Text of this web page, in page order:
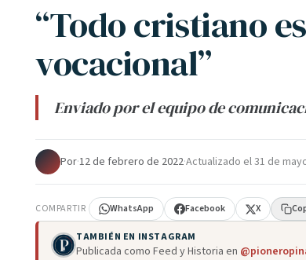
“Todo cristiano
vocacional”
Enviado por el equipo de
Por·12 de febrero de 2022·Actualizado el31 de
COMPARTIR WhatsApp Facebook X
TAMBIÉN EN INSTAGRAM
Publicada como Feed y Historia en